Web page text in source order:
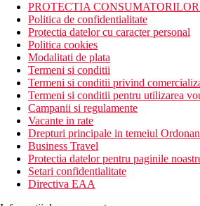
PROTECTIA CONSUMATORILOR
Politica de confidentialitate
Protectia datelor cu caracter personal
Politica cookies
Modalitati de plata
Termeni si conditii
Termeni si conditii privind
Termeni si conditii pentru utilizarea
Campanii si regulamente
Vacante in rate
Drepturi principale in temeiul
Business Travel
Protectia datelor pentru paginile
Setari confidentialitate
Directiva EAA